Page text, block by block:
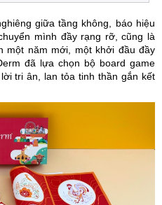
giữa tầng không, báo hiệu
mình đầy rạng rỡ, cũng là
một năm mới, một khởi đầu đầy
đã lựa chọn bộ board game
tri ân, lan tỏa tinh thần gắn kết